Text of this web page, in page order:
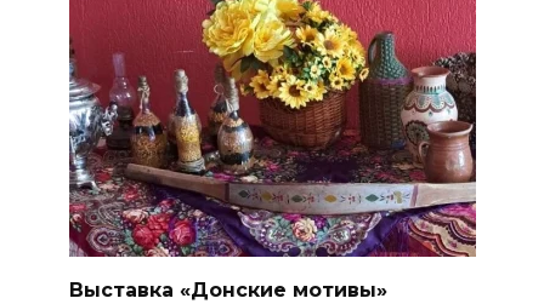
Выставка «Донские мотивы»